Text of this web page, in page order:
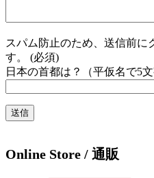
スパム防止のため、送信前に
す。 (必須)
日本の首都は？（平仮名で5文
Online Store / 通販